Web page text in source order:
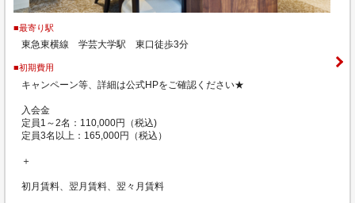
■最寄り駅
東急東横線 学芸大学駅 東口徒歩3分
■初期費用
キャンペーン等、詳細は公式HPをご確認ください★
入会金
定員1～2名：110,000円（税込)
定員3名以上：165,000円（税込）
＋
初月賃料、翌月賃料、翌々月賃料